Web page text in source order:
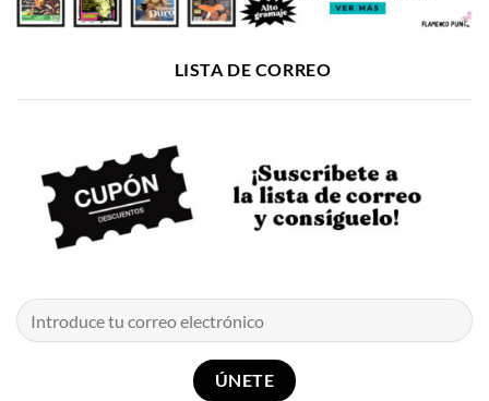
LISTA DE CORREO